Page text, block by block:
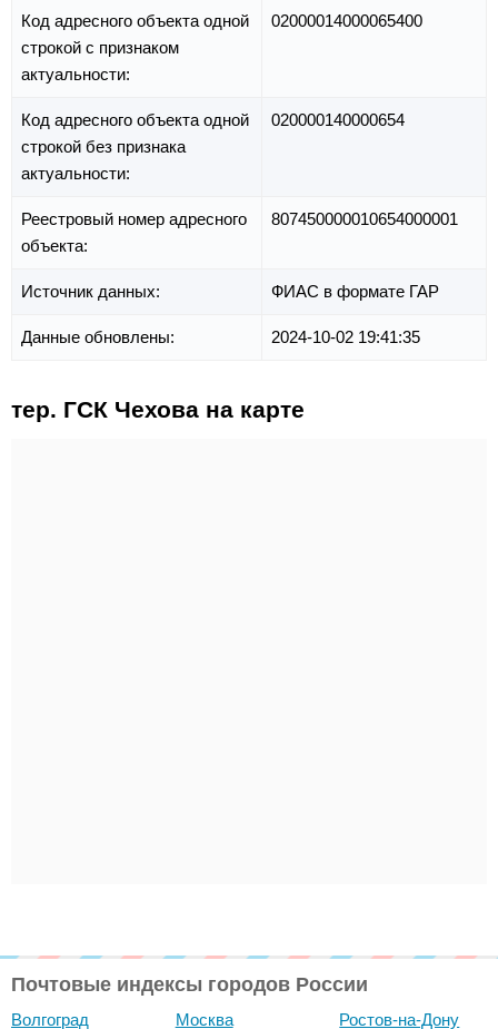
Код адресного объекта одной
строкой с признаком
актуальности:
02000014000065400
Код адресного объекта одной
строкой без признака
актуальности:
020000140000654
Реестровый номер адресного
объекта:
807450000010654000001
Источник данных: ФИАС в формате ГАР
Данные обновлены: 2024-10-02 19:41:35
тер. ГСК Чехова на карте
Почтовые индексы городов России
Волгоград Москва Ростов-на-Дону